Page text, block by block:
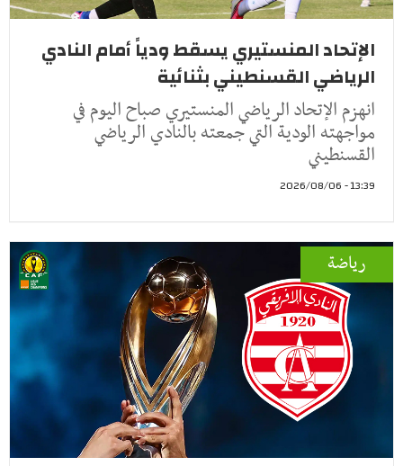
الإتحاد المنستيري يسقط ودياً أمام النادي
الرياضي القسنطيني بثنائية
انهزم الإتحاد الرياضي المنستيري صباح اليوم في
مواجهته الودية التي جمعته بالنادي الرياضي
القسنطيني
13:39 - 2026/08/06
رياضة